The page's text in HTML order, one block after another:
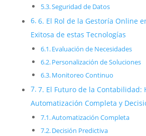
Seguridad de Datos
6. El Rol de la Gestoría Online
Exitosa de estas Tecnologías
Evaluación de Necesidades
Personalización de Soluciones
Monitoreo Continuo
7. El Futuro de la Contabilidad:
Automatización Completa y
Automatización Completa
Decisión Predictiva